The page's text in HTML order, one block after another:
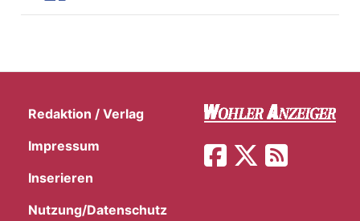
Redaktion / Verlag
Impressum
Inserieren
Nutzung/Datenschutz